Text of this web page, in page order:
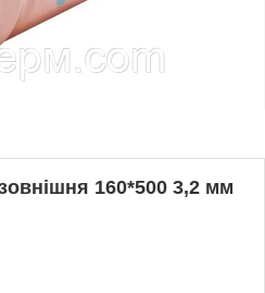
160*500 3,2 мм